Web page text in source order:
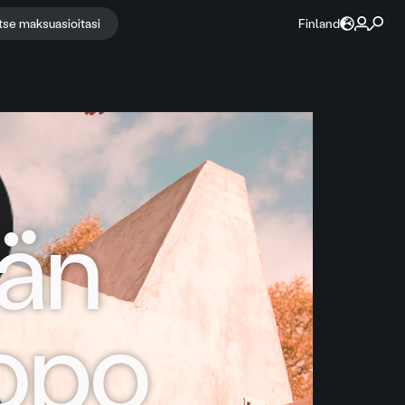
maksuasioitasi Finland